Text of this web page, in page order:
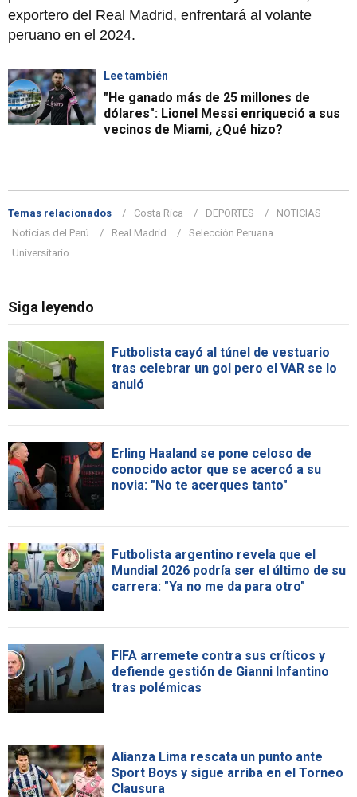
exportero del Real Madrid, enfrentará al volante
peruano en el 2024.
Lee también
"He ganado más de 25 millones de
dólares": Lionel Messi enriqueció a sus
vecinos de Miami, ¿Qué hizo?
Temas relacionados Costa Rica DEPORTES
NOTICIAS
Noticias del Perú
Real Madrid
Selección Peruana
Universitario
Siga leyendo
Futbolista cayó al túnel de vestuario
tras celebrar un gol pero el VAR se lo
anuló
Erling Haaland se pone celoso de
conocido actor que se acercó a su
novia: "No te acerques tanto"
Futbolista argentino revela que el
Mundial 2026 podría ser el último de su
carrera: "Ya no me da para otro"
FIFA arremete contra sus críticos y
defiende gestión de Gianni Infantino
tras polémicas
Alianza Lima rescata un punto ante
Sport Boys y sigue arriba en el Torneo
Clausura